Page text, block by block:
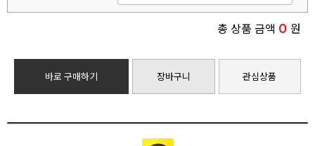
총 상품 금액 0 원
바로 구매하기 장바구니 관심상품